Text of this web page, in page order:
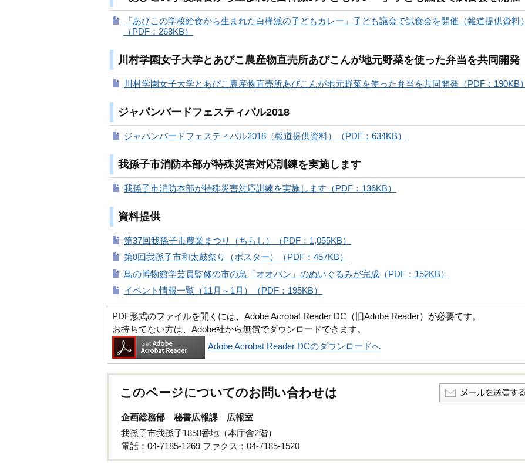
「あびこの学校給食から生まれた白樺派の子どもカレー」子ども議会で試食会を開催（報道提供資料）
（PDF：268KB）
川村学園女子大学とあびこ農産物直売所あびこんが地元野菜を使った弁当を共同開発
川村学園女子大学とあびこ農産物直売所あびこんが地元野菜を使った弁当を共同開発（PDF：190KB）
ジャパンバードフェスティバル2018
ジャパンバードフェスティバル2018（報道提供資料）（PDF：634KB）
我孫子市消防本部が特殊災害対応訓練を実施します
我孫子市消防本部が特殊災害対応訓練を実施します（PDF：136KB）
資料提供
第37回我孫子市農業まつり（ちらし）（PDF：1,055KB）
第8回我孫子市和太鼓祭り（ポスター）（PDF：457KB）
鳥の博物館学芸員監修の市の鳥「オオバン」のぬいぐるみが完成（PDF：152KB）
イベント情報一覧（11月～1月）（PDF：195KB）
PDF形式のファイルを開くには、Adobe Acrobat Reader DC（旧Adobe Reader）が必要です。
お持ちでない方は、Adobe社から無償でダウンロードできます。
Adobe Acrobat Reader DCのダウンロードへ
このページについてのお問い合わせは
企画総務部 秘書広報課 広報室
我孫子市我孫子1858番地（本庁舎2階）
電話：04-7185-1269 ファクス：04-7185-1520